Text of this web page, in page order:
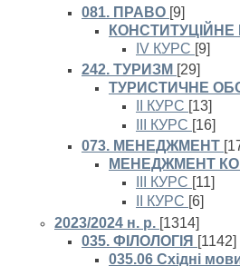
081. ПРАВО [9]
КОНСТИТУЦІЙНЕ
IV КУРС [9]
242. ТУРИЗМ [29]
ТУРИСТИЧНЕ
II КУРС [13]
IІI КУРС [16]
073. МЕНЕДЖМЕНТ
МЕНЕДЖМЕНТ
III КУРС [11]
ІІ КУРС [6]
2023/2024 н. р. [1314]
035. ФІЛОЛОГІЯ [1142]
035.06 Східні